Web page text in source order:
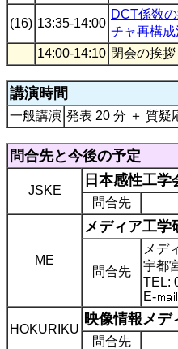
(16) 13:35-14:00
DCT係数
チャ再構
14:00-14:10 閉会の挨
講演時間
一般講演 発表 20 分 ＋ 質疑
問合先と今後の予定
JSKE
日本感性工学
問合先
ME
メディア工学
問合先
メデ
宇都
TEL:
E-
HOKURIKU
映像情報メデ
問合先